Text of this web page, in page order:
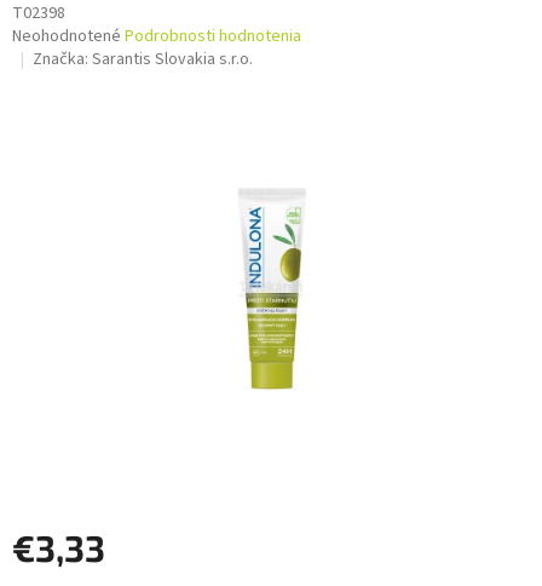
T02398
Priemerné
hodnotenie
Neohodnotené Podrobnosti hodnotenia
Značka: Sarantis Slovakia s.r.o.
€3,33